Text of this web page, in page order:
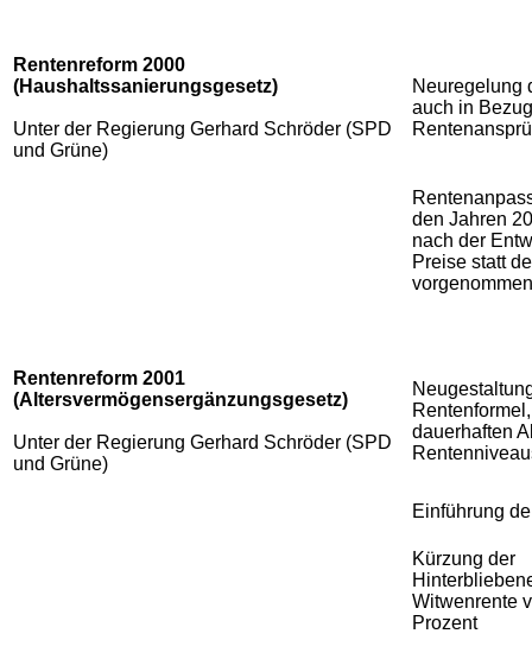
Rentenreform 2000
(Haushaltssanierungsgesetz)
Unter der Regierung Gerhard Schröder (SPD
und Grüne)
Neuregelung
auch in
den Jahren
nach der
Preise statt
vorgenommen
Rentenreform 2001
(Altersvermögensergänzungsgesetz)
Unter der Regierung Gerhard Schröder (SPD
und Grüne)
dauerhaften
Einführung
Kürzung der
Witwenrente
Prozent